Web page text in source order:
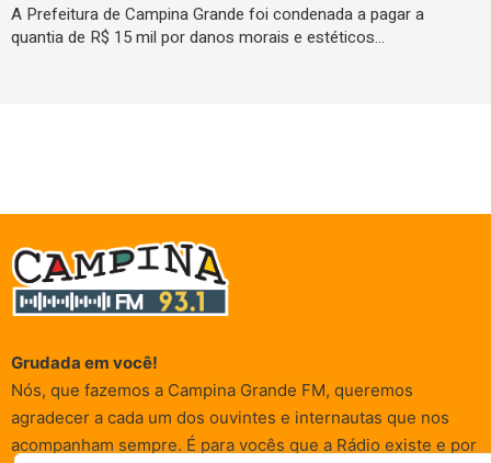
A Prefeitura de Campina Grande foi condenada a pagar a
quantia de R$ 15 mil por danos morais e estéticos…
Grudada em você!
Nós, que fazemos a Campina Grande FM, queremos
agradecer a cada um dos ouvintes e internautas que nos
acompanham sempre. É para vocês que a Rádio existe e por